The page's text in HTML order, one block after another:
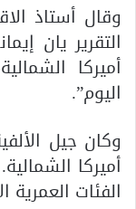
وقال أستاذ
التقرير يان
أميركا
اليوم”.
وكان جيل
أميركا
الفئات العمرية